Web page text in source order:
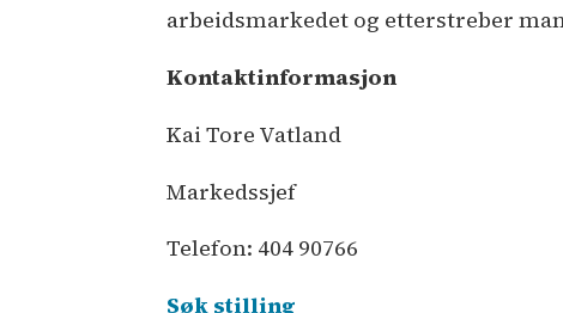
arbeidsmarkedet og etterstreber
Kontaktinformasjon
Kai Tore Vatland
Markedssjef
Telefon: 404 90766
Søk stilling